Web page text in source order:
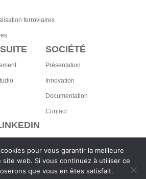
ferroviaires
SOCIÉTÉ
Présentation
Innovation
Documentation
Contact
pour vous garantir la meilleure
web. Si vous continuez à utiliser ce
que vous en êtes satisfait.